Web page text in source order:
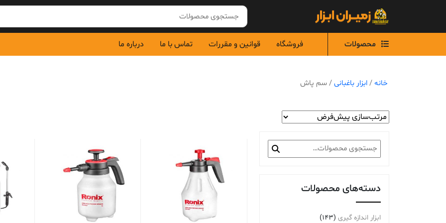
محصولات
فروشگاه قوانین و مقررات تماس با ما درباره ما
خانه/ ابزار باغبانی/ سم پاش
جستجو
برای:
دسته‌های محصولات
ابزار اندازه گیری (143)